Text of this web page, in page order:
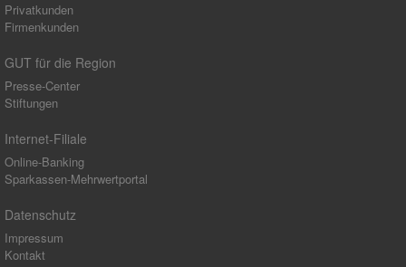
Privatkunden
Firmenkunden
GUT für die Region
Presse-Center
Stiftungen
Internet-Filiale
Online-Banking
Sparkassen-Mehrwertportal
Datenschutz
Impressum
Kontakt